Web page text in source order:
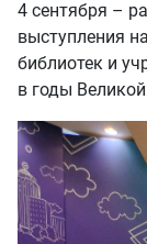
4 сентября –
выступления
библиотек и
в годы